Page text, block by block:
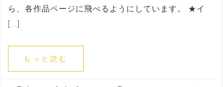
ら、各作品ページに飛べるようにしています。 ★イ
[…]
もっと読む